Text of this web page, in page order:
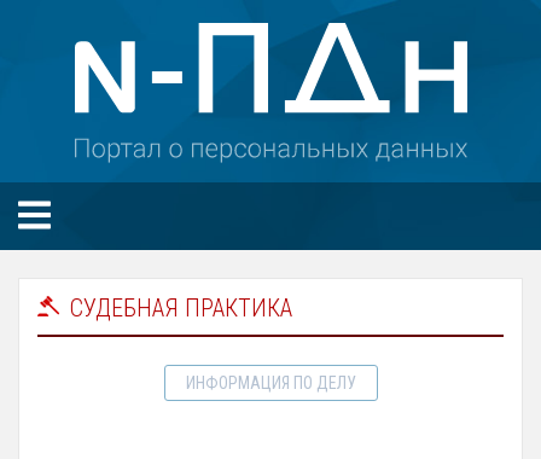
СУДЕБНАЯ ПРАКТИКА
ИНФОРМАЦИЯ ПО ДЕЛУ